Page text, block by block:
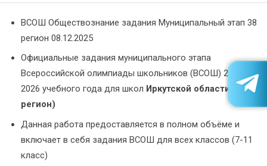
ВСОШ Обществознание задания Муниципальный этап 38
регион 08.12.2025
Официальные задания муниципального этапа
Всероссийской олимпиады школьников (ВСОШ) 2025-
2026 учебного года для школ Иркутской области (38
регион)
Данная работа предоставляется в полном объёме и
включает в себя задания ВСОШ для всех классов (7-11
класс)